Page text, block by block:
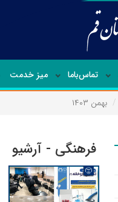
تماس‌با‌ما میز خدمت
بهمن ۱۴۰۳
فرهنگی - آرشیو